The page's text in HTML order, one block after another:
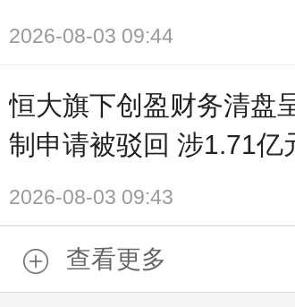
2026-08-03 09:44
恒大旗下创盈财务清盘
制申请被驳回 涉1.71亿
2026-08-03 09:43
查看更多